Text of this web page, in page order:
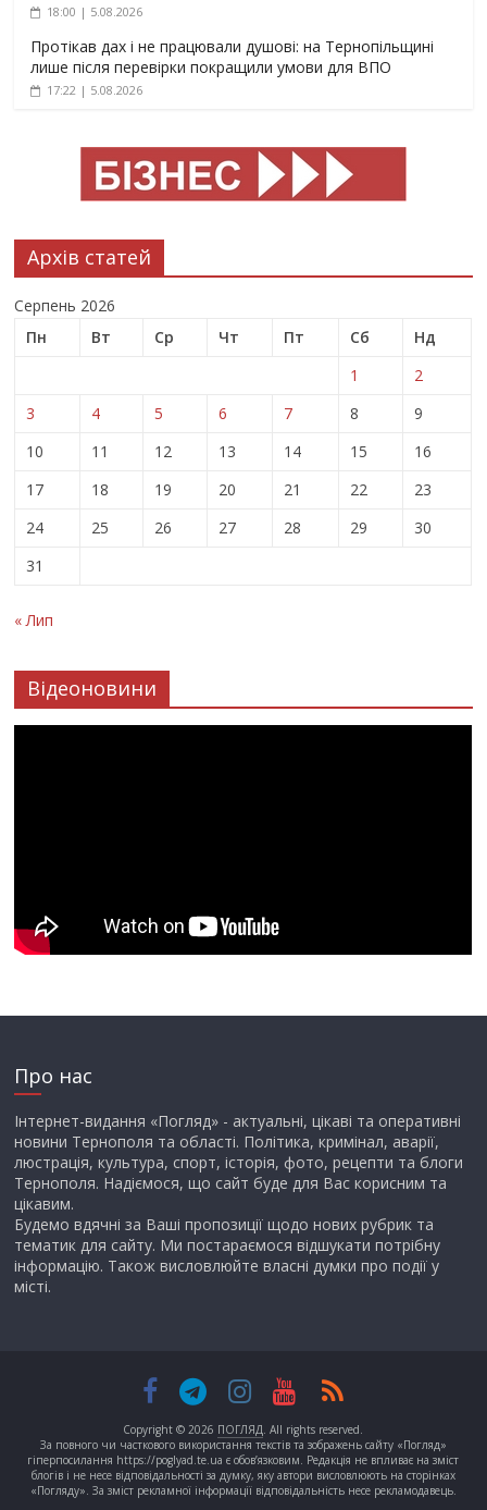
18:00 | 5.08.2026
Протікав дах і не працювали душові: на Тернопільщині
лише після перевірки покращили умови для ВПО
17:22 | 5.08.2026
Архів статей
Серпень 2026
Пн
Вт Ср Чт Пт Сб
Нд
1
2
3
4 5 6 7 8
9
10
11 12 13 14 15
16
17
18 19 20 21 22
23
24
25 26 27 28 29
30
31
« Лип
Відеоновини
Про нас
Інтернет-видання «Погляд» - актуальні, цікаві та оперативні
новини Тернополя та області. Політика, кримінал, аварії,
люстрація, культура, спорт, історія, фото, рецепти та блоги
Тернополя. Надіємося, що сайт буде для Вас корисним та
цікавим.
Будемо вдячні за Ваші пропозиції щодо нових рубрик та
тематик для сайту. Ми постараємося відшукати потрібну
інформацію. Також висловлюйте власні думки про події у
місті.
Copyright © 2026 ПОГЛЯД . All rights reserved.
За повного чи часткового використання текстів та зображень сайту «Погляд»
гіперпосилання https://poglyad.te.ua є обов’язковим. Редакція не впливає на зміст
блогів і не несе відповідальності за думку, яку автори висловлюють на сторінках
«Погляду». За зміст рекламної інформації відповідальність несе рекламодавець.